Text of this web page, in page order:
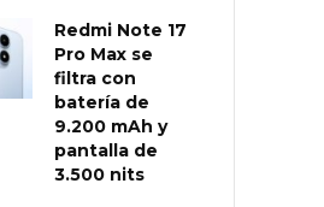
Redmi Note 17
Pro Max se
filtra con
batería de
9.200 mAh y
pantalla de
3.500 nits